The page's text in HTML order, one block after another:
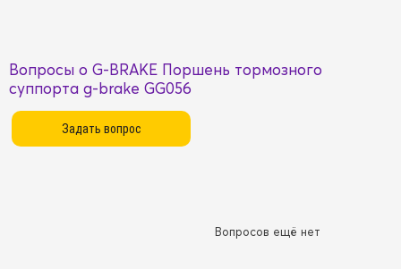
Вопросы о G-BRAKE Поршень тормозного
суппорта g-brake GG056
Вопросов ещё нет